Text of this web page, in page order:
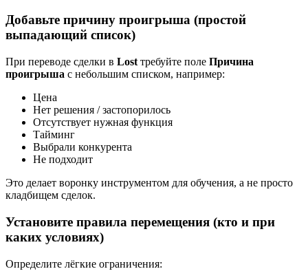
Добавьте причину проигрыша (простой
выпадающий список)
При переводе сделки в Lost требуйте поле Причина
проигрыша с небольшим списком, например:
Цена
Нет решения / застопорилось
Отсутствует нужная функция
Тайминг
Выбрали конкурента
Не подходит
Это делает воронку инструментом для обучения, а не просто
кладбищем сделок.
Установите правила перемещения (кто и при
каких условиях)
Определите лёгкие ограничения: